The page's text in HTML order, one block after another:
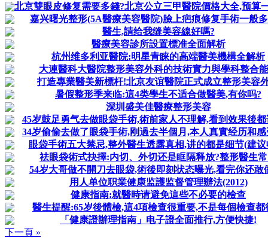
北京雙眼皮修复需要多錢?北京公立三甲醫院價格大全,预算
嘉兴曙光整形(5A醫療美容醫院)臉上疤痕修复手術一般
醫生,請给我缝美容線好嗎?
醫療美容診所設置標准全面解析
杭州维多利亚醫院:明星青睐的高端醫美機構全解析
大連醫科大醫院整形美容外科的技術實力與學科整合
打造專業醫美新標杆!北京友谊醫院正式成立整形美容
暑假整形季来临:這4类學生不适合做醫美,有你吗?
深圳盛美佳醫療整形美容
45岁鼓足勇气去做眼袋手術,術前家人不理解,看到效果後
34岁偷偷去做了眼袋手術,刚過去半個月,本人真實经历和
眼袋手術五大禁忌,整外醫生透露真相,讲的都是细节(建议
祛眼袋術式抉擇:内切、外切还是眶隔释放?整形醫生
54岁大哥做不開刀去眼袋,術後即刻状态曝光,看完你还敢
用人单位职業健康监護监督管理辦法(2012)
健康指南:就醫時请避免這些不必要的檢查
醫生提醒:65岁後體檢,這4項檢查很重要,不是每個檢查都
「健康證辦理指南」电子證全面推行,方便快捷!
下一頁 »